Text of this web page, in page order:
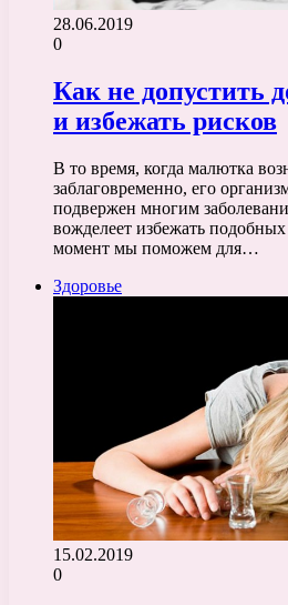
28.06.2019
0
Как не допустить
и избежать рисков
В то время, когда малютка
заблаговременно, его
подвержен многим
вожделеет избежать
момент мы поможем для…
Здоровье
15.02.2019
0